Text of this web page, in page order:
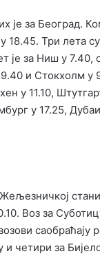
је за Београд.
18.45. Три лета
је за Ниш у
и Стокхолм у
у 11.10,
у 17.25,
Воз за
саобраћају
и четири за